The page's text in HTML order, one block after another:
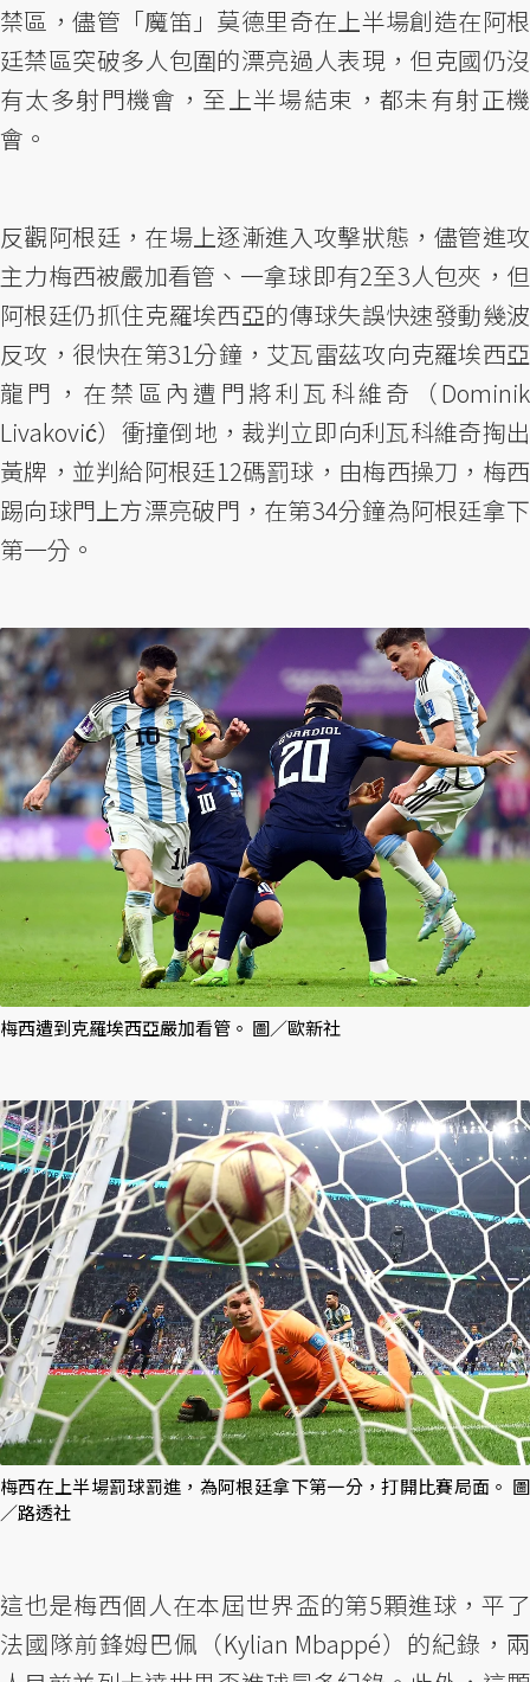
禁區，儘管「魔笛」莫德里奇在上半場創造在阿根
廷禁區突破多人包圍的漂亮過人表現，但克國仍沒
有太多射門機會，至上半場結束，都未有射正機
會。
反觀阿根廷，在場上逐漸進入攻擊狀態，儘管進攻
主力梅西被嚴加看管、一拿球即有2至3人包夾，但
阿根廷仍抓住克羅埃西亞的傳球失誤快速發動幾波
反攻，很快在第31分鐘，艾瓦雷茲攻向克羅埃西亞
龍門，在禁區內遭門將利瓦科維奇（Dominik
Livaković）衝撞倒地，裁判立即向利瓦科維奇掏出
黃牌，並判給阿根廷12碼罰球，由梅西操刀，梅西
踢向球門上方漂亮破門，在第34分鐘為阿根廷拿下
第一分。
梅西遭到克羅埃西亞嚴加看管。 圖／歐新社
梅西在上半場罰球罰進，為阿根廷拿下第一分，打開比賽局面。 圖
／路透社
這也是梅西個人在本屆世界盃的第5顆進球，平了
法國隊前鋒姆巴佩（Kylian Mbappé）的紀錄，兩